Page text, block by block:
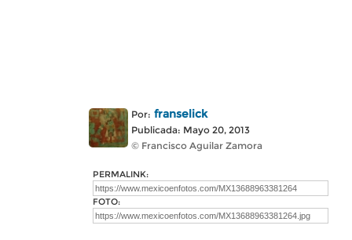
Por: franselick
Publicada: Mayo 20, 2013
© Francisco Aguilar Zamora
PERMALINK:
FOTO: